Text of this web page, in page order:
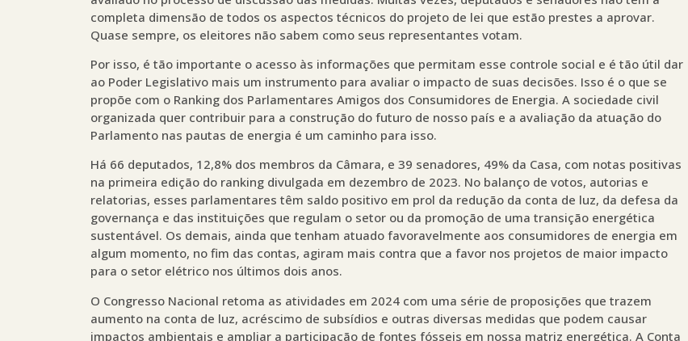
completa dimensão de todos os aspectos técnicos do projeto de lei que estão prestes a aprovar.
Quase sempre, os eleitores não sabem como seus representantes votam.
Por isso, é tão importante o acesso às informações que permitam esse controle social e é tão útil dar
ao Poder Legislativo mais um instrumento para avaliar o impacto de suas decisões. Isso é o que se
propõe com o Ranking dos Parlamentares Amigos dos Consumidores de Energia. A sociedade civil
organizada quer contribuir para a construção do futuro de nosso país e a avaliação da atuação do
Parlamento nas pautas de energia é um caminho para isso.
Há 66 deputados, 12,8% dos membros da Câmara, e 39 senadores, 49% da Casa, com notas positivas
na primeira edição do ranking divulgada em dezembro de 2023. No balanço de votos, autorias e
relatorias, esses parlamentares têm saldo positivo em prol da redução da conta de luz, da defesa da
governança e das instituições que regulam o setor ou da promoção de uma transição energética
sustentável. Os demais, ainda que tenham atuado favoravelmente aos consumidores de energia em
algum momento, no fim das contas, agiram mais contra que a favor nos projetos de maior impacto
para o setor elétrico nos últimos dois anos.
O Congresso Nacional retoma as atividades em 2024 com uma série de proposições que trazem
aumento na conta de luz, acréscimo de subsídios e outras diversas medidas que podem causar
impactos ambientais e ampliar a participação de fontes fósseis em nossa matriz energética. A Conta